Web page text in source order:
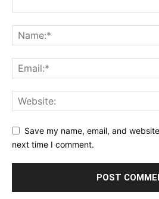
Save my name, email, and
next time I comment.